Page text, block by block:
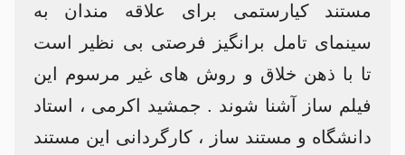
مستند کیارستمی برای علاقه مندان به
سینمای تامل برانگیز فرصتی بی نظیر است
تا با ذهن خلاق و روش های غیر مرسوم این
فیلم ساز آشنا شوند . جمشید اکرمی ، استاد
دانشگاه و مستند ساز ، کارگردانی این مستند